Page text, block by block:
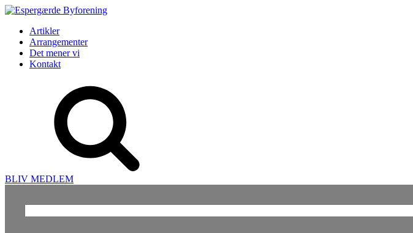
Artikler
Arrangementer
Det mener vi
Kontakt
BLIV MEDLEM
efter: